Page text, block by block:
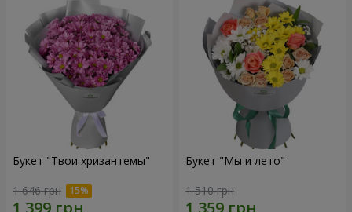
Букет "Твои хризантемы"
1 646 грн
Букет "Мы и лето"
1 510 грн